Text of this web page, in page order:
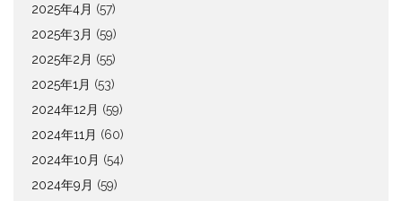
2025年4月 (57)
2025年3月 (59)
2025年2月 (55)
2025年1月 (53)
2024年12月 (59)
2024年11月 (60)
2024年10月 (54)
2024年9月 (59)